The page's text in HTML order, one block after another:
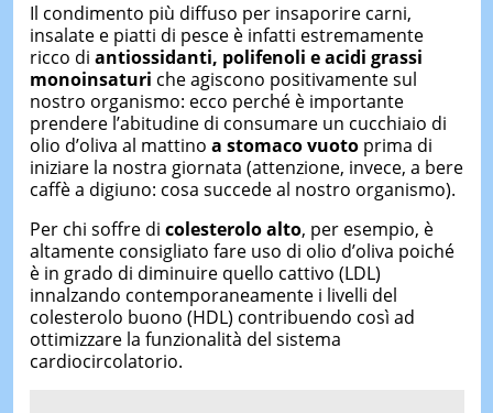
Il condimento più diffuso per insaporire carni,
insalate e piatti di pesce è infatti estremamente
ricco di antiossidanti, polifenoli e acidi grassi
monoinsaturi che agiscono positivamente sul
nostro organismo: ecco perché è importante
prendere l’abitudine di consumare un cucchiaio di
olio d’oliva al mattino a stomaco vuotoprima di
iniziare la nostra giornata (attenzione, invece, a bere
caffè a digiuno: cosa succede al nostro organismo).
Per chi soffre di colesterolo alto, per esempio, è
altamente consigliato fare uso di olio d’oliva poiché
è in grado di diminuire quello cattivo (LDL)
innalzando contemporaneamente i livelli del
colesterolo buono (HDL) contribuendo così ad
ottimizzare la funzionalità del sistema
cardiocircolatorio.